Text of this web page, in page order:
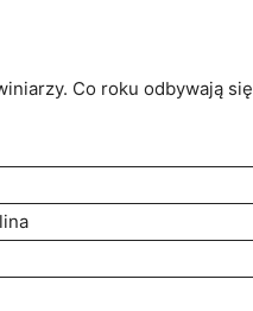
Co roku odbywają się